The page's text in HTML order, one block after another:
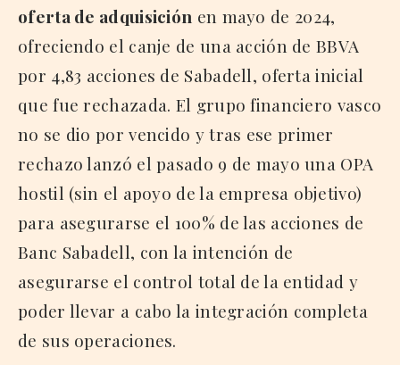
oferta de adquisición en mayo de 2024,
ofreciendo el canje de una acción de BBVA
por 4,83 acciones de Sabadell, oferta inicial
que fue rechazada. El grupo financiero vasco
no se dio por vencido y tras ese primer
rechazo lanzó el pasado 9 de mayo una OPA
hostil (sin el apoyo de la empresa objetivo)
para asegurarse el 100% de las acciones de
Banc Sabadell, con la intención de
asegurarse el control total de la entidad y
poder llevar a cabo la integración completa
de sus operaciones.